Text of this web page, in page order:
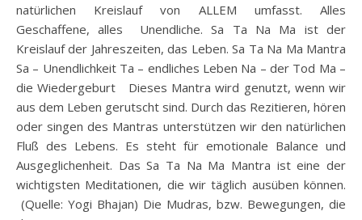
natürlichen Kreislauf von ALLEM umfasst. Alles
Geschaffene, alles Unendliche. Sa Ta Na Ma ist der
Kreislauf der Jahreszeiten, das Leben. Sa Ta Na Ma Mantra
Sa – Unendlichkeit Ta – endliches Leben Na – der Tod Ma –
die Wiedergeburt Dieses Mantra wird genutzt, wenn wir
aus dem Leben gerutscht sind. Durch das Rezitieren, hören
oder singen des Mantras unterstützen wir den natürlichen
Fluß des Lebens. Es steht für emotionale Balance und
Ausgeglichenheit. Das Sa Ta Na Ma Mantra ist eine der
wichtigsten Meditationen, die wir täglich ausüben können.
(Quelle: Yogi Bhajan) Die Mudras, bzw. Bewegungen, die